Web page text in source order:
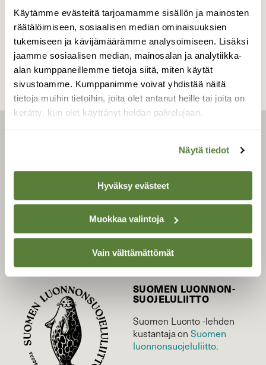
Käytämme evästeitä tarjoamamme sisällön ja mainosten
räätälöimiseen, sosiaalisen median ominaisuuksien
tukemiseen ja kävijämäärämme analysoimiseen. Lisäksi
jaamme sosiaalisen median, mainosalan ja analytiikka-
alan kumppaneillemme tietoja siitä, miten käytät
sivustoamme. Kumppanimme voivat yhdistää näitä
tietoja muihin tietoihin, joita olet antanut heille tai joita on
kerätty, kun olet käyttänyt heidän palvelujaan.
Näytä tiedot
Hyväksy evästeet
Muokkaa valintoja
Vain välttämättömät
TAKAISIN LISTAAN
Tilaa Suomen Luonto
Tilaa digilukuoikeus
Äänestä parasta juttua
Tilaa uutiskirje
SUOMEN LUONNON­
SUOJELU­LIITTO
Suomen Luonto -lehden
kustantaja onSuomen
luonnonsuojelu­liitto.